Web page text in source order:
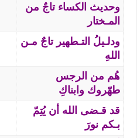
وحديث الكساء تاجٌ من
المـختار
ودلـيلُ التـطهير تاجٌ مـن
اللهِ
هُم من الرجس
طهّروك وابناكِ
قد قـضى الله أن يُتِمّ
بـكم نورَ